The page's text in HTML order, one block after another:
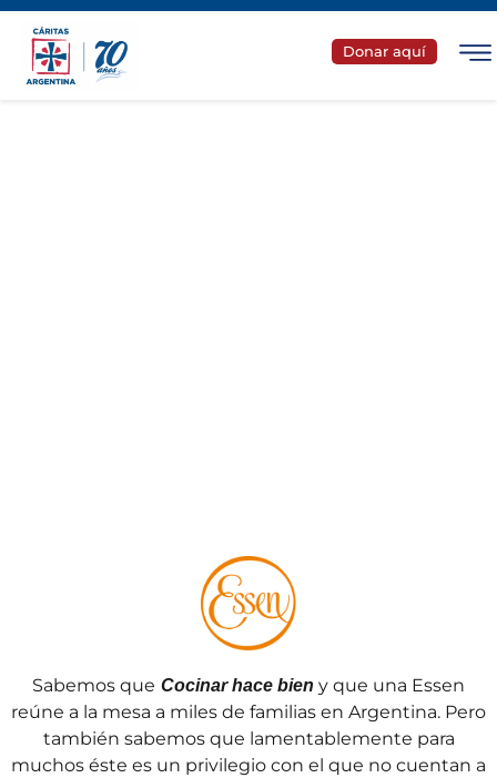
Donar aquí
Sabemos que Cocinar hace bien y que una Essen
reúne a la mesa a miles de familias en Argentina. Pero
también sabemos que lamentablemente para
muchos éste es un privilegio con el que no cuentan a